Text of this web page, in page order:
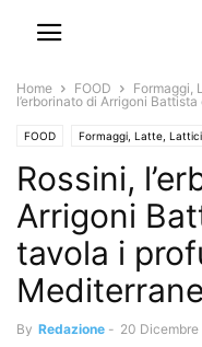
Home FOOD Formaggi,
l’erborinato di Arrigoni
FOOD Formaggi, Latte,
Rossini,
Arrigoni
tavola i
By Redazione - 20